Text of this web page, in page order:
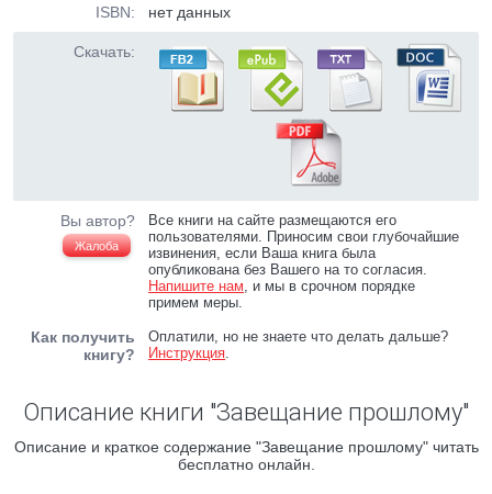
ISBN: нет данных
Скачать:
Вы автор?
Жалоба
Все книги на сайте размещаются его
пользователями. Приносим свои глубочайшие
извинения, если Ваша книга была
опубликована без Вашего на то согласия.
Напишите нам, и мы в срочном порядке
примем меры.
Как получить
книгу?
Оплатили, но не знаете что делать дальше?
Инструкция.
Описание книги "Завещание прошлому"
Описание и краткое содержание "Завещание прошлому" читать
бесплатно онлайн.